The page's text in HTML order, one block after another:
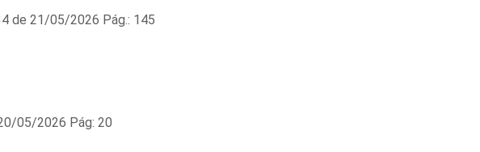
de 21/05/2026 Pág.: 145
05/2026 Pág: 20